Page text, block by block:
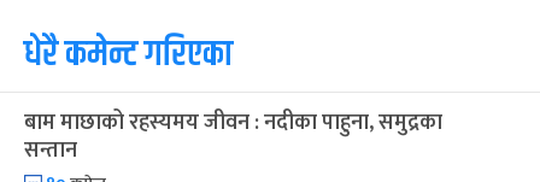
१
आइत
कार्तिक सङ्क्रान्ति
कार्तिक १, २०८३-Oct 18, 2026
३
मंगल
महानवमी २ महिना बाँकी
धेरै कमेन्ट गरिएका
बाम माछाको रहस्यमय जीवन : नदीका पाहुना, समुद्रका
सन्तान